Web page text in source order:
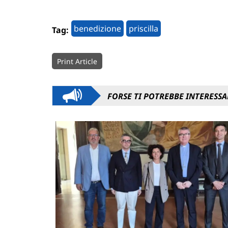
Tag: benedizione priscilla
Print Article
FORSE TI POTREBBE